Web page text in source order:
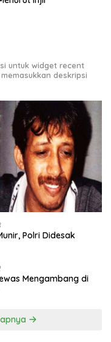
untuk widget recent
deskripsi
Polri Didesak
Mengambang di